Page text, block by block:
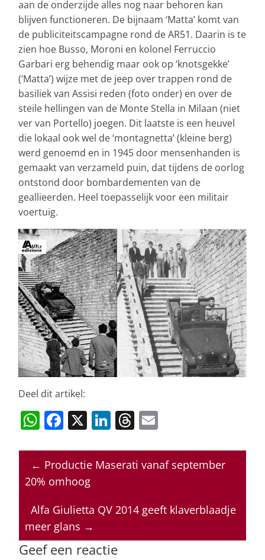
aan de onderzijde alles nog naar behoren kan
blijven functioneren. De bijnaam ‘Matta’ komt van
de publiciteitscampagne rond de AR51. Daarin is te
zien hoe Busso, Moroni en kolonel Ferruccio
Garbari erg behendig maar ook op ‘knotsgekke’
(‘Matta’) wijze met de jeep over trappen rond de
basiliek van Assisi reden (foto onder) en over de
steile hellingen van de Monte Stella in Milaan (niet
ver van Portello) joegen. Dit laatste is een heuvel
die lokaal ook wel de ‘montagnetta’ (kleine berg)
werd genoemd en in 1945 door mensenhanden is
gemaakt van verzameld puin, dat tijdens de oorlog
ontstond door bombardementen van de
geallieerden. Heel toepasselijk voor een militair
voertuig.
Deel dit artikel:
W
at
s
p
p
F
c
e
o
o
k
X Li
k
e
n
T
re
a
s
ai
l
← Productie Maserati vanaf september
20% omhoog
Alfa Giulietta QV 2014 geeft klaverblaadje
meer glans →
Geef een reactie